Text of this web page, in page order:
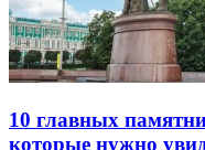
10 главных
которые нужно